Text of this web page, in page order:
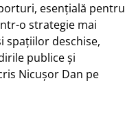
esențială pentru
o strategie mai
spațiilor deschise,
publice și
Nicușor Dan pe